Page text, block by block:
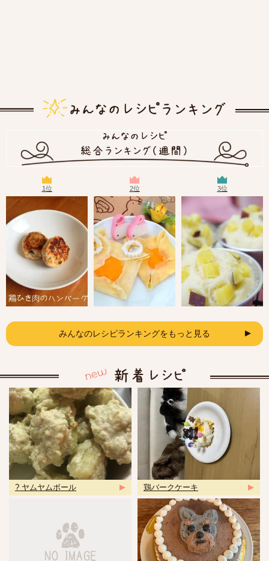
1位 2位 3位
みんなのレシピランキングをもっと見る
? ヤムヤムボール 鶏バークケーキ